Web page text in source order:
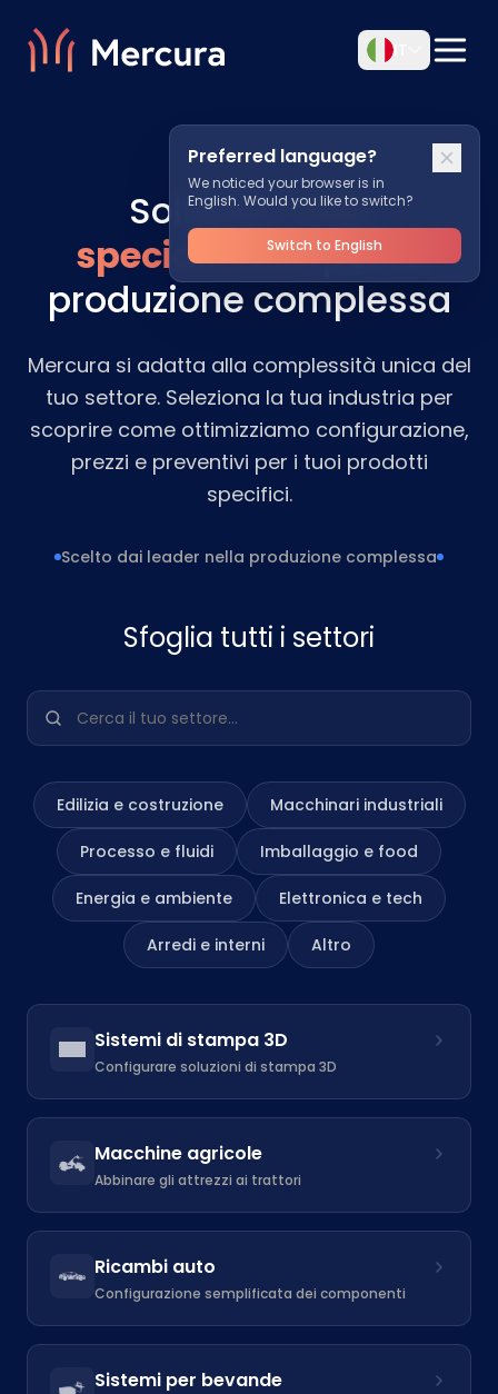
Preferred language?
We noticed your browser is in
English. Would you like to switch?
Switch to English
SoluzioniCPQ
specializzateper la
produzione complessa
Mercura si adatta alla complessità unica del
tuo settore. Seleziona la tua industria per
scoprire come ottimizziamo configurazione,
prezzi e preventivi per i tuoi prodotti
specifici.
Scelto dai leader nella produzione complessa
Sfoglia tutti i settori
Cerca il tuo settore…
Edilizia e costruzione Macchinari industriali
Processo e fluidi Imballaggio e food
Energia e ambiente Elettronica e tech
Arredi e interni Altro
Sistemi di stampa 3D
Configurare soluzioni di stampa 3D
Macchine agricole
Abbinare gli attrezzi ai trattori
Ricambi auto
Configurazione semplificata dei componenti
Sistemi per bevande